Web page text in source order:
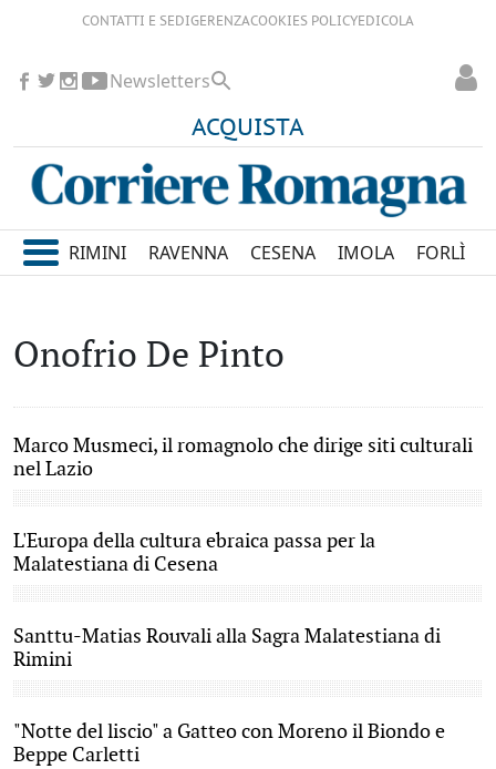
CONTATTI E SEDIGERENZACOOKIES POLICYEDICOLA
ACQUISTA
Newsletters
RIMINI RAVENNA CESENA IMOLA FORLÌ
Onofrio De Pinto
Marco Musmeci, il romagnolo che dirige siti culturali
nel Lazio
L'Europa della cultura ebraica passa per la
Malatestiana di Cesena
Santtu-Matias Rouvali alla Sagra Malatestiana di
Rimini
"Notte del liscio" a Gatteo con Moreno il Biondo e
Beppe Carletti